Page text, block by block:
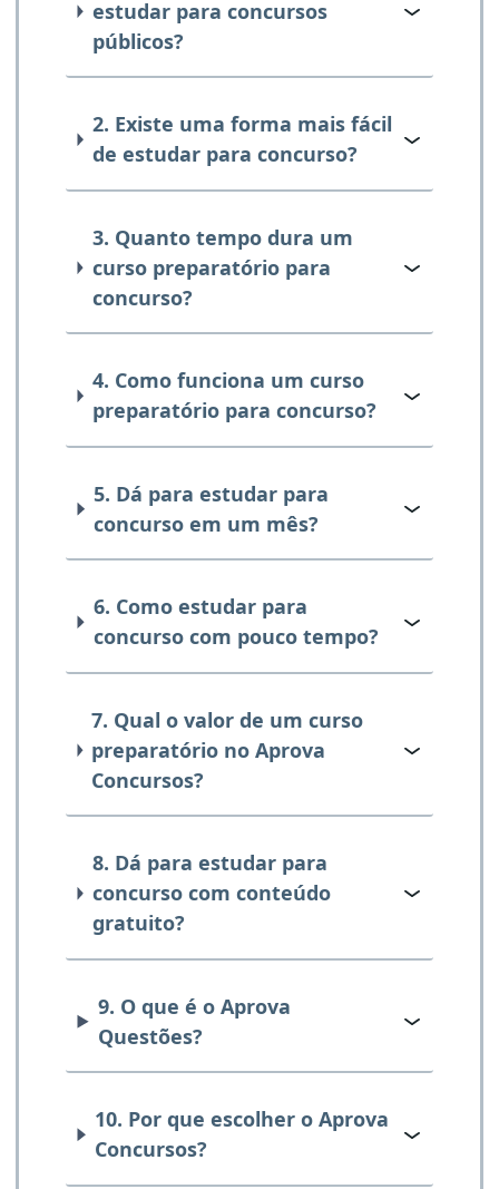
estudar para concursos
públicos?
2. Existe uma forma mais fácil
de estudar para concurso?
3. Quanto tempo dura um
curso preparatório para
concurso?
4. Como funciona um curso
preparatório para concurso?
5. Dá para estudar para
concurso em um mês?
6. Como estudar para
concurso com pouco tempo?
7. Qual o valor de um curso
preparatório no Aprova
Concursos?
8. Dá para estudar para
concurso com conteúdo
gratuito?
9. O que é o Aprova
Questões?
10. Por que escolher o Aprova
Concursos?